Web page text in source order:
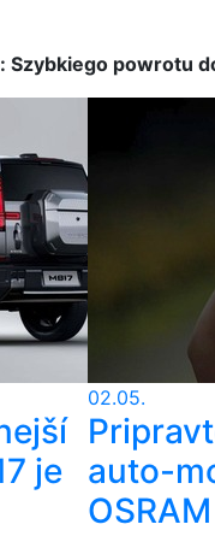
Szybkiego powrotu
je
02.05.
auto-
OSRAM